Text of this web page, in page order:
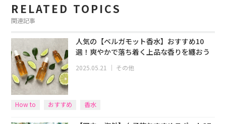
RELATED TOPICS
関連記事
人気の【ベルガモット香水】おすすめ10
選！爽やかで落ち着く上品な香りを纏おう
2025.05.21 ｜ その他
How to おすすめ 香水